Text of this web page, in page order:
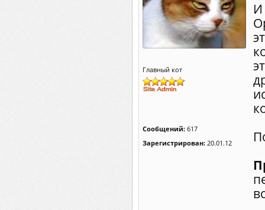
Главный кот
Сообщений: 617
Зарегистрирован: 20.01.12
И